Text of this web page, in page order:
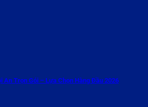
An Trọn Gói – Lựa Chọn Hàng Đầu 2026